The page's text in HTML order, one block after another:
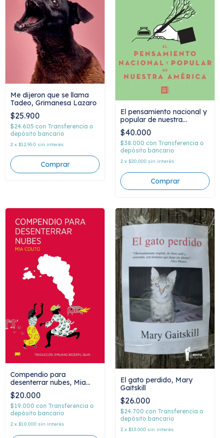
Me dijeron que se llama
Tadeo, Grimanesa Lazaro
$25.900
$24.605 con Transferencia o
depósito bancario
2 x $12.950 sin interés
El pensamiento nacional y
popular de nuestra
américa, Carlos Piñeiro
Iñíguez
$40.000
$38.000 con Transferencia o
depósito bancario
2 x $20.000 sin interés
Compendio para
desenterrar nubes, Mia
Couto
$20.000
$19.000 con Transferencia o
depósito bancario
2 x $10.000 sin interés
El gato perdido, Mary
Gaitskill
$26.000
$24.700 con Transferencia o
depósito bancario
2 x $13.000 sin interés